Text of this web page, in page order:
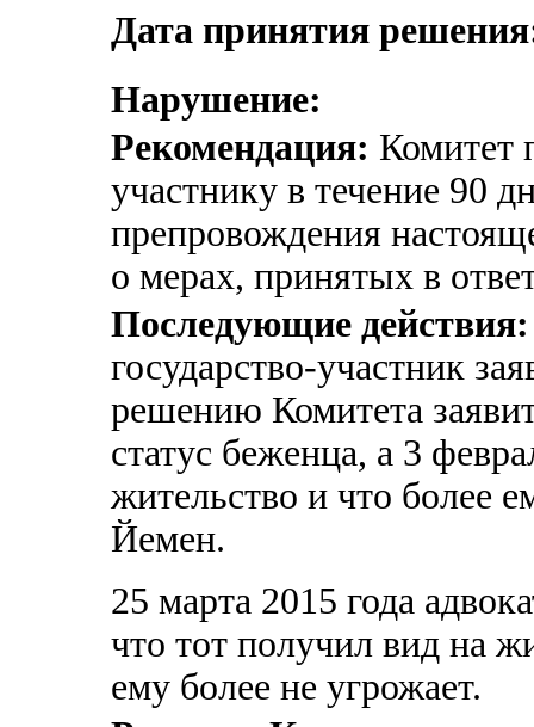
Дата принятия
Нарушение:
Рекомендация: Комитет
участнику в течение 90
препровождения
о мерах, принятых в
Последующие действия:
государство-участник
решению Комитета
статус беженца, а 3
жительство и что более
Йемен.
25 марта 2015 года
что тот получил вид на
ему более не угрожает.